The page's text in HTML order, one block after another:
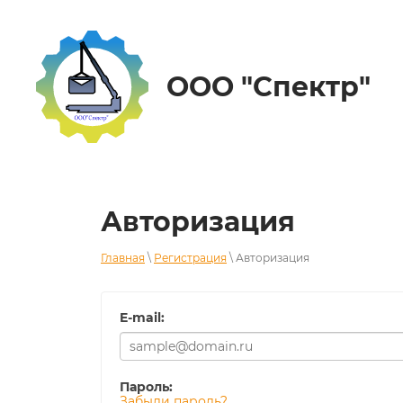
ООО "Спектр"
Авторизация
Главная \ Регистрация \ Авторизация
E-mail:
Пароль: